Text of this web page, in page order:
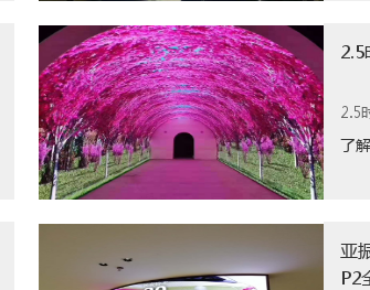
2.5
2.5
了
亚
P2